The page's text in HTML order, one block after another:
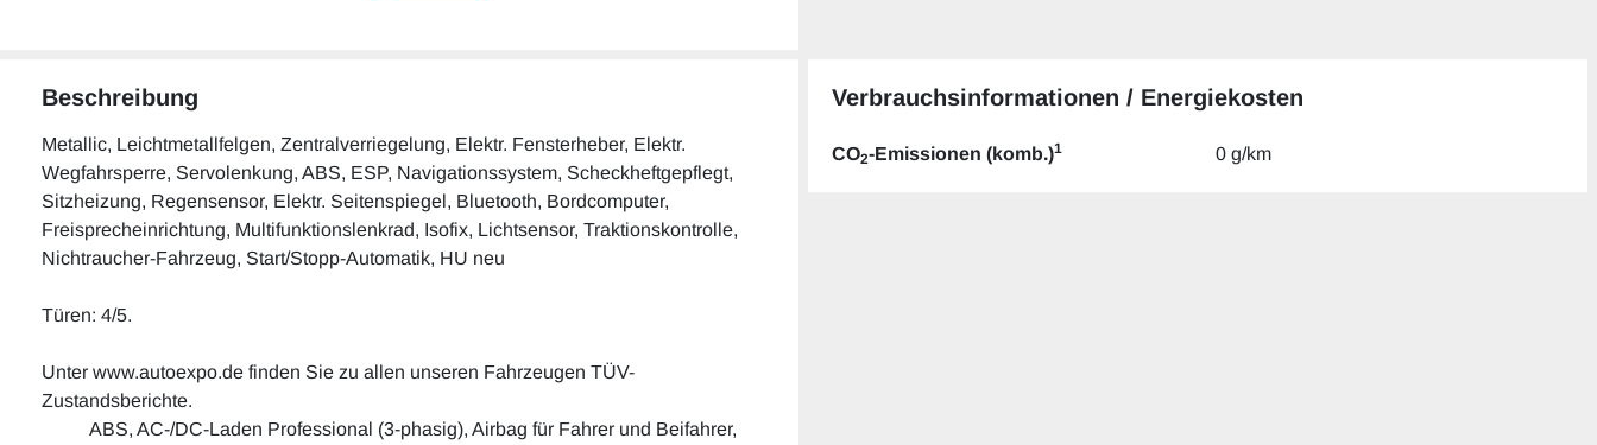
Beschreibung
Metallic, Leichtmetallfelgen, Zentralverriegelung, Elektr. Fensterheber, Elektr.
Wegfahrsperre, Servolenkung, ABS, ESP, Navigationssystem, Scheckheftgepflegt,
Sitzheizung, Regensensor, Elektr. Seitenspiegel, Bluetooth, Bordcomputer,
Freisprecheinrichtung, Multifunktionslenkrad, Isofix, Lichtsensor, Traktionskontrolle,
Nichtraucher-Fahrzeug, Start/Stopp-Automatik, HU neu
Türen: 4/5.
Unter www.autoexpo.de finden Sie zu allen unseren Fahrzeugen TÜV-
Zustandsberichte.
ABS, AC-/DC-Laden Professional (3-phasig), Airbag für Fahrer und Beifahrer,
Verbrauchsinformationen / Energiekosten
CO2-Emissionen (komb.)1 0 g/km